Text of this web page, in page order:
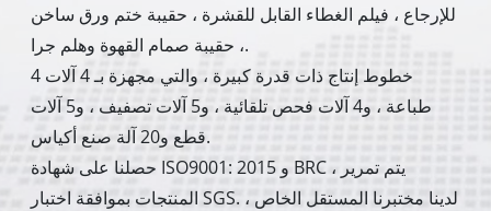
للإرجاع ، فيلم الغطاء القابل للقشرة ، حقيبة ختم ورق ساخن
، حقيبة صمام القهوة وهلم جرا.
4 خطوط إنتاج ذات قدرة كبيرة ، والتي مجهزة بـ 4 آلات
طباعة ، و4 آلات فحص تلقائية ، و5 آلات تصفيف ، و5 آلات
قطع و20 آلة صنع أكياس.
حصلنا على شهادة ISO9001: 2015 و BRC ، يتم تمرير
المنتجات بموافقة اختبار SGS. لدينا مختبرنا المستقل الخاص ،